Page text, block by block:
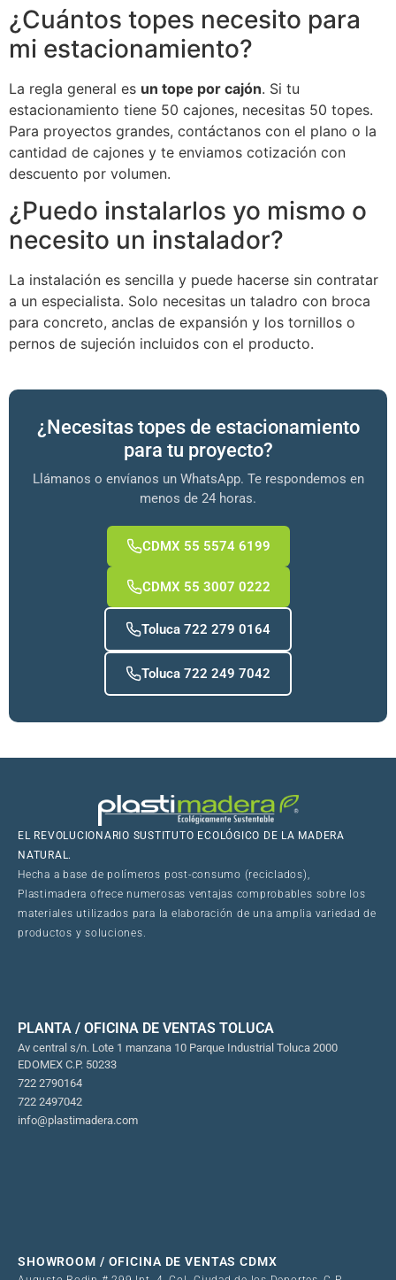
¿Cuántos topes necesito para
mi estacionamiento?
La regla general es un tope por cajón. Si tu
estacionamiento tiene 50 cajones, necesitas 50 topes.
Para proyectos grandes, contáctanos con el plano o la
cantidad de cajones y te enviamos cotización con
descuento por volumen.
¿Puedo instalarlos yo mismo o
necesito un instalador?
La instalación es sencilla y puede hacerse sin contratar
a un especialista. Solo necesitas un taladro con broca
para concreto, anclas de expansión y los tornillos o
pernos de sujeción incluidos con el producto.
¿Necesitas topes de estacionamiento
para tu proyecto?
Llámanos o envíanos un WhatsApp. Te respondemos en
menos de 24 horas.
CDMX 55 5574 6199
CDMX 55 3007 0222
Toluca 722 279 0164
Toluca 722 249 7042
EL REVOLUCIONARIO SUSTITUTO ECOLÓGICO DE LA MADERA
NATURAL.
Hecha a base de polímeros post-consumo (reciclados),
Plastimadera ofrece numerosas ventajas comprobables sobre los
materiales utilizados para la elaboración de una amplia variedad de
productos y soluciones.
PLANTA / OFICINA DE VENTAS TOLUCA
Av central s/n. Lote 1 manzana 10 Parque Industrial Toluca 2000
EDOMEX C.P. 50233
722 2790164
722 2497042
info@plastimadera.com
SHOWROOM / OFICINA DE VENTAS CDMX